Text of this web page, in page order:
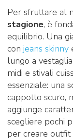
Per sfruttare al
stagione, è
equilibrio. Una
con jeans skinny
lungo a
midi e stivali
essenziale: una
cappotto scuro,
aggiunge
scegliere pochi
per creare outfit